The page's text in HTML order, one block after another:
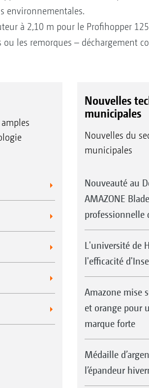
environnementales.
à 2,10 m pour le Profihopper
ou les remorques – déchargement
Nouvelles
municipales
Nouvelles du
municipales
Nouveauté au
AMAZONE
professionnelle
L'université de
l'efficacité
Amazone mise
et orange pour
marque forte
Médaille
l’épandeur